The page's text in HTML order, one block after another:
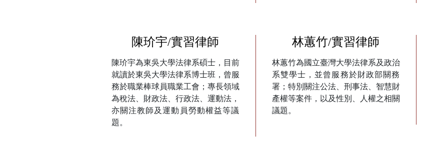
陳玠宇/實習律師
陳玠宇為東吳大學法律系碩士，目前
就讀於東吳大學法律系博士班，曾服
務於職業棒球員職業工會；專長領域
為稅法、財政法、行政法、運動法，
亦關注教師及運動員勞動權益等議
題。
林蕙竹/實習律師
林蕙竹為國立臺灣大學法律系及政治
系雙學士，並曾服務於財政部關務
署；特別關注公法、刑事法、智慧財
產權等案件，以及性別、人權之相關
議題。